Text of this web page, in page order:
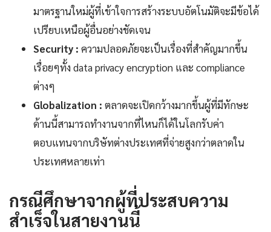
มาตรฐานใหม่ผู้ที่เข้าใจการสร้างระบบอัตโนมัติจะมีข้อได้
เปรียบเหนือผู้อื่นอย่างชัดเจน
Security : ความปลอดภัยจะเป็นเรื่องที่สำคัญมากขึ้น
เรื่อยๆทั้ง data privacy encryption และ compliance
ต่างๆ
Globalization : ตลาดจะเปิดกว้างมากขึ้นผู้ที่มีทักษะ
ด้านนี้สามารถทำงานจากที่ไหนก็ได้ในโลกรับค่า
ตอบแทนจากบริษัทต่างประเทศที่จ่ายสูงกว่าตลาดใน
ประเทศหลายเท่า
กรณีศึกษาจากผู้ที่ประสบความ
สำเร็จในสายงานนี้